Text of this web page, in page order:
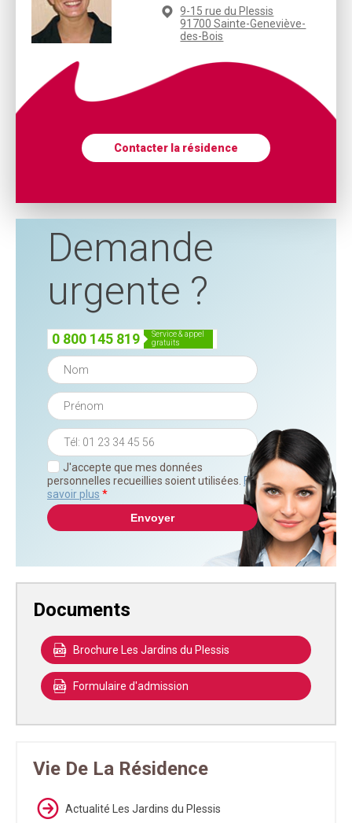
9-15 rue du Plessis
91700 Sainte-Geneviève-
des-Bois
Contacter la résidence
Demande
urgente ?
0 800 145 819
service & appel
gratuits
J'accepte que mes données
personnelles recueillies soient utilisées. En
savoir plus *
Documents
Brochure Les Jardins du Plessis
Formulaire d'admission
Vie De La Résidence
Actualité Les Jardins du Plessis